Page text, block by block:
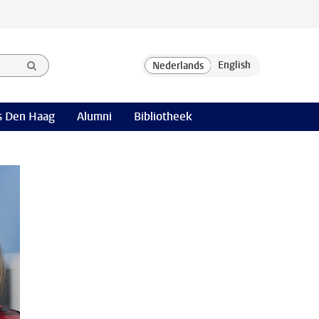
Den Haag Alumni Bibliotheek